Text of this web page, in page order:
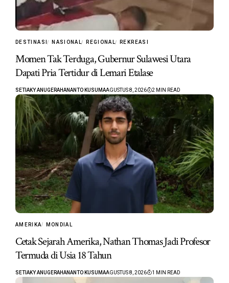
DESTINASI NASIONAL REGIONAL REKREASI
Momen Tak Terduga, Gubernur Sulawesi Utara
Dapati Pria Tertidur di Lemari Etalase
SETIAKY ANUGERAHANANTO KUSUMAAGUSTUS 8, 2026 2 MIN READ
AMERIKA MONDIAL
Cetak Sejarah Amerika, Nathan Thomas Jadi Profesor
Termuda di Usia 18 Tahun
SETIAKY ANUGERAHANANTO KUSUMAAGUSTUS 8, 2026 1 MIN READ